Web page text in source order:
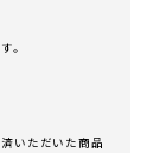
。
いただいた商品